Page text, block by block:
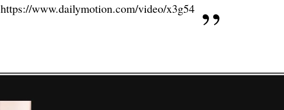
https://www.dailymotion.com/video/x3g54